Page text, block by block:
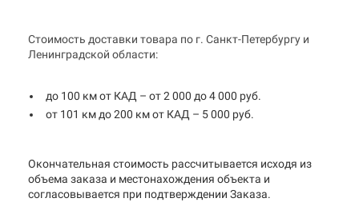
Стоимость доставки товара по г. Санкт-Петербургу и
Ленинградской области:
до 100 км от КАД – от 2 000 до 4 000 руб.
от 101 км до 200 км от КАД – 5 000 руб.
Окончательная стоимость рассчитывается исходя из
объема заказа и местонахождения объекта и
согласовывается при подтверждении Заказа.